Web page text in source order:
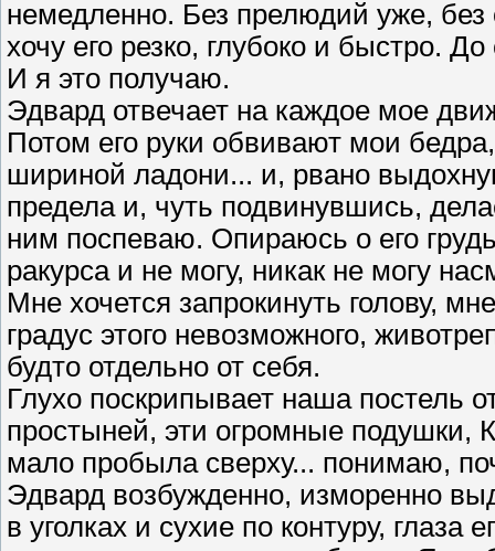
немедленно. Без прелюдий уже, без
хочу его резко, глубоко и быстро.
И я это получаю.
Эдвард отвечает на каждое мое
Потом его руки обвивают мои
шириной ладони... и, рвано
предела и, чуть подвинувшись,
ним поспеваю. Опираюсь о его
ракурса и не могу, никак не могу
Мне хочется запрокинуть голову,
градус этого невозможного,
будто отдельно от себя.
Глухо поскрипывает наша постель
простыней, эти огромные подушки,
мало пробыла сверху... понимаю,
Эдвард возбужденно, изморенно
в уголках и сухие по контуру,